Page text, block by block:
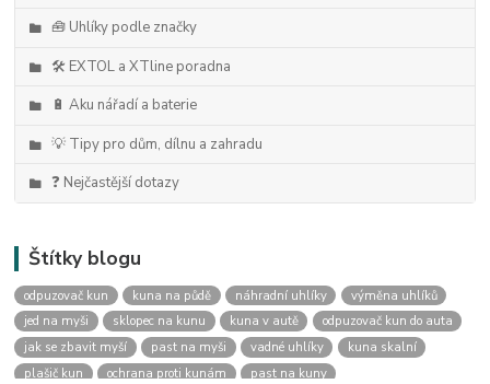
🧰 Uhlíky podle značky
🛠️ EXTOL a XTline poradna
🔋 Aku nářadí a baterie
💡 Tipy pro dům, dílnu a zahradu
❓ Nejčastější dotazy
Štítky blogu
odpuzovač kun kuna na půdě náhradní uhlíky
výměna uhlíků
jed na myši
sklopec na kunu kuna v autě
odpuzovač kun do auta
jak se zbavit myší
past na myši vadné uhlíky
kuna skalní
plašič kun
ochrana proti kunám
past na kuny